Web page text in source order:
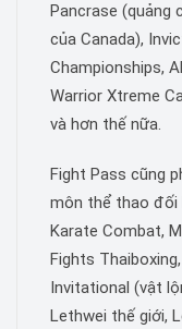
Pancrase (quảng
của Canada),
Championships,
Warrior Xtreme
và hơn thế nữa.
Fight Pass cũng
môn thể thao đối
Karate Combat,
Fights
Invitational (vật
Lethwei thế giới,